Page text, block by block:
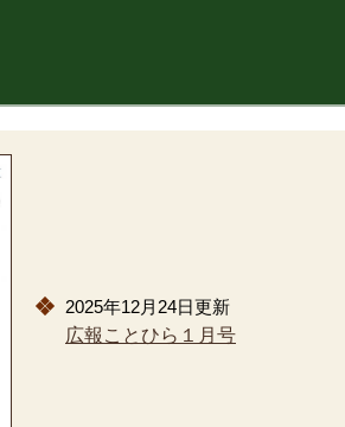
2025年12月24日更新
広報ことひら１月号